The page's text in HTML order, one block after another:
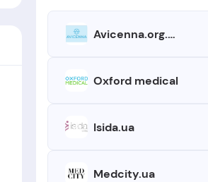
Avicenna.org.ua
Oxford medical
Isida.ua
Medcity.ua